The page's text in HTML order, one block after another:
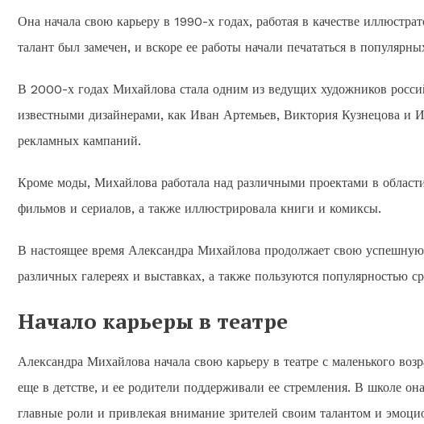
Она начала свою карьеру в 1990-х годах, работая в качестве
талант был замечен, и вскоре ее работы начали печататься в
В 2000-х годах Михайлова стала одним из ведущих художников
известными дизайнерами, как Иван Артемьев, Виктория Кузнецова и
рекламных кампаний.
Кроме моды, Михайлова работала над различными проектами в
фильмов и сериалов, а также иллюстрировала книги и комиксы.
В настоящее время Александра Михайлова продолжает свою
различных галереях и выставках, а также пользуются популярностью
Начало карьеры в театре
Александра Михайлова начала свою карьеру в театре с маленького
еще в детстве, и ее родители поддерживали ее стремления. В школе
главные роли и привлекая внимание зрителей своим талантом и